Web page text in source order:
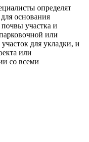
определят
основания
участка и
или
для укладки, и
или
со всеми